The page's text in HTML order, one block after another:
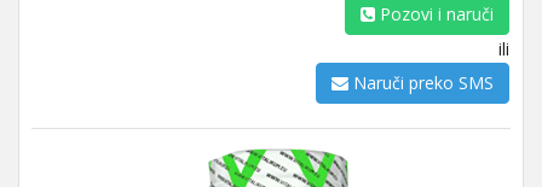
Pozovi i naruči
ili
Naruči preko SMS